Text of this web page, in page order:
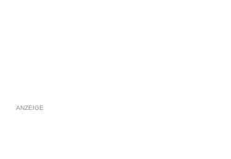
ANZEIGE